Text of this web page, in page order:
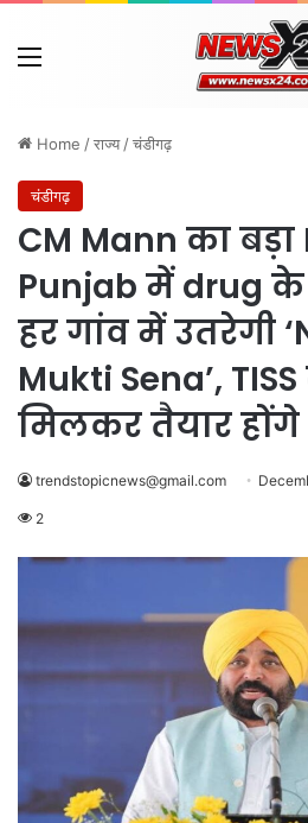
Menu
Home /राज्य /चंडीगढ़
चंडीगढ़
CM Mann का
Punjab में drug
हर गांव में उतरेगी
Mukti Sena’,
मिलकर तैयार होंगे
trendstopicnews@gmail.com
2